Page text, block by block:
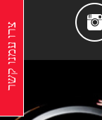
צרו עמנו קשר